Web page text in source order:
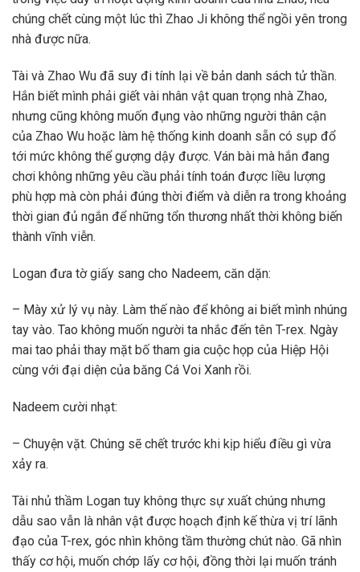
chúng chết cùng một lúc thì Zhao Ji không thể ngồi yên trong
nhà được nữa.
Tài và Zhao Wu đã suy đi tính lại về bản danh sách tử thần.
Hắn biết mình phải giết vài nhân vật quan trọng nhà Zhao,
nhưng cũng không muốn đụng vào những người thân cận
của Zhao Wu hoặc làm hệ thống kinh doanh sẵn có sụp đổ
tới mức không thể gượng dậy được. Ván bài mà hắn đang
chơi không những yêu cầu phải tính toán được liều lượng
phù hợp mà còn phải đúng thời điểm và diễn ra trong khoảng
thời gian đủ ngắn để những tổn thương nhất thời không biến
thành vĩnh viễn.
Logan đưa tờ giấy sang cho Nadeem, căn dặn:
– Mày xử lý vụ này. Làm thế nào để không ai biết mình nhúng
tay vào. Tao không muốn người ta nhắc đến tên T-rex. Ngày
mai tao phải thay mặt bố tham gia cuộc họp của Hiệp Hội
cùng với đại diện của băng Cá Voi Xanh rồi.
Nadeem cười nhạt:
– Chuyện vặt. Chúng sẽ chết trước khi kịp hiểu điều gì vừa
xảy ra.
Tài nhủ thầm Logan tuy không thực sự xuất chúng nhưng
dẫu sao vẫn là nhân vật được hoạch định kế thừa vị trí lãnh
đạo của T-rex, góc nhìn không tầm thường chút nào. Gã nhìn
thấy cơ hội, muốn chớp lấy cơ hội, đồng thời lại muốn tránh